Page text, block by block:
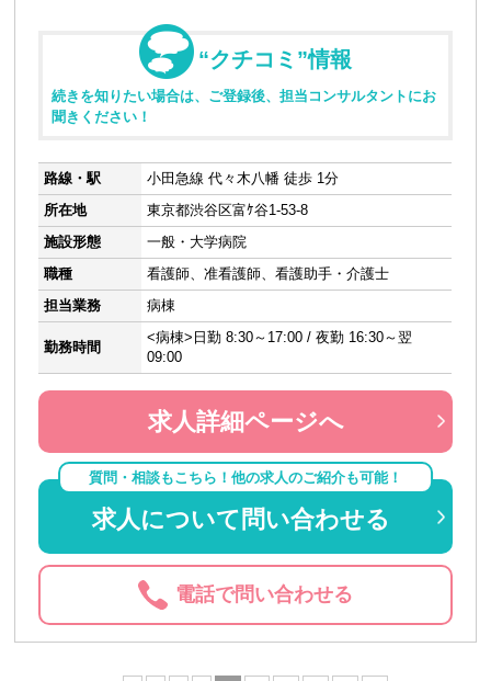
“クチコミ”情報
続きを知りたい場合は、ご登録後、担当コンサルタントにお
聞きください！
路線・駅
小田急線 代々木八幡 徒歩 1分
所在地
東京都渋谷区富ｹ谷1-53-8
施設形態
一般・大学病院
職種
看護師、准看護師、看護助手・介護士
担当業務
病棟
勤務時間
<病棟>日勤 8:30～17:00 / 夜勤 16:30～翌
09:00
求人詳細ページへ
質問・相談もこちら！他の求人のご紹介も可能！
求人について問い合わせる
電話で問い合わせる